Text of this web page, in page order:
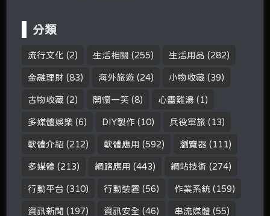
分類
流行文化 (2) 生活相關 (255) 生活用品 (282)
金融理財 (83) 海外旅遊 (24) 小物收藏 (39)
古物收藏 (2) 開懷一笑 (8) 心靈雞湯 (1)
多媒體娛樂 (6) DIY製作 (10) 兵役軍旅 (13)
軟體介紹 (212) 軟體應用 (592) 瀏覽器 (111)
多媒體 (213) 網路應用 (443) 網站技術 (274)
行動平台 (310) 行動裝置 (56) 作業系統 (159)
資訊新聞 (197) 資訊安全 (46) 串流媒體 (55)